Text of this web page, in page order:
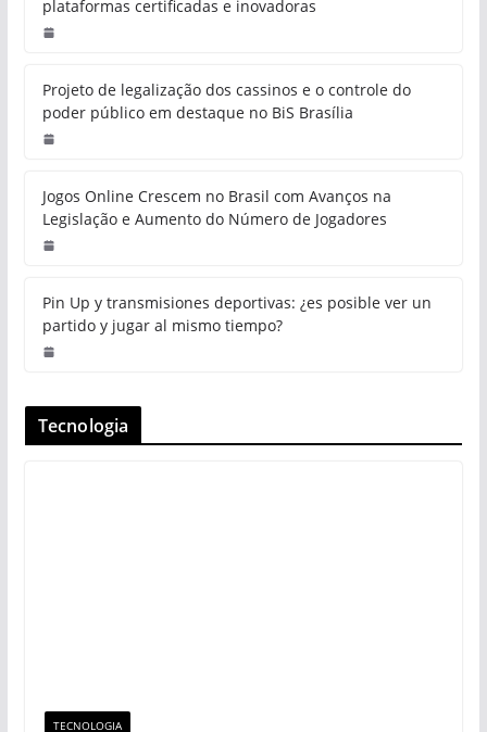
plataformas certificadas e inovadoras
Projeto de legalização dos cassinos e o controle do
poder público em destaque no BiS Brasília
Jogos Online Crescem no Brasil com Avanços na
Legislação e Aumento do Número de Jogadores
Pin Up y transmisiones deportivas: ¿es posible ver un
partido y jugar al mismo tiempo?
Tecnologia
TECNOLOGIA